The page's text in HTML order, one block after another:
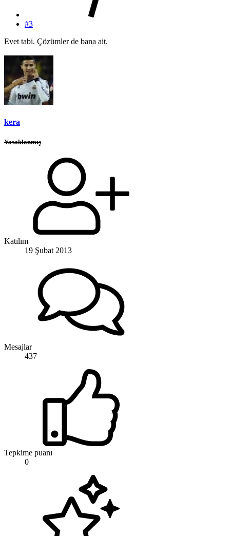
#3
Evet tabi. Çözümler de bana ait.
kera
Yasaklanmış
Katılım
19 Şubat 2013
Mesajlar
437
Tepkime puanı
0